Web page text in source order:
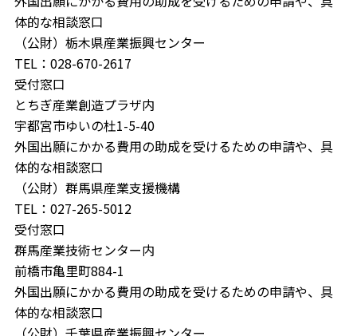
体的な相談窓口
（公財）栃木県産業振興センター
TEL：028-670-2617
受付窓口
とちぎ産業創造プラザ内
宇都宮市ゆいの杜1-5-40
外国出願にかかる費用の助成を受けるための申請や、具
体的な相談窓口
（公財）群馬県産業支援機構
TEL：027-265-5012
受付窓口
群馬産業技術センター内
前橋市亀里町884-1
外国出願にかかる費用の助成を受けるための申請や、具
体的な相談窓口